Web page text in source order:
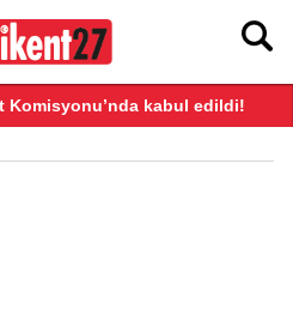
Komisyonu’nda kabul edildi!